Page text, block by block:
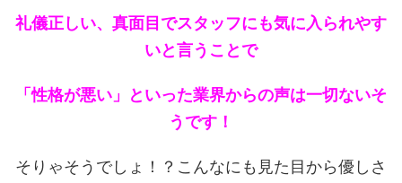
礼儀正しい、真面目でスタッフにも気に入られやす
いと言うことで
「性格が悪い」といった業界からの声は一切ないそ
うです！
そりゃそうでしょ！？こんなにも見た目から優しさ